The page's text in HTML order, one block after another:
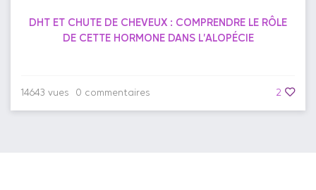
DHT ET CHUTE DE CHEVEUX : COMPRENDRE LE RÔLE
DE CETTE HORMONE DANS L'ALOPÉCIE
14643 vues 0 commentaires 2